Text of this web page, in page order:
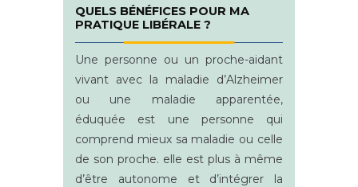
QUELS BÉNÉFICES POUR MA
PRATIQUE LIBÉRALE ?
Une personne ou un proche-aidant
vivant avec la maladie d’Alzheimer
ou une maladie apparentée,
éduquée est une personne qui
comprend mieux sa maladie ou celle
de son proche. elle est plus à même
d’être autonome et d’intégrer la